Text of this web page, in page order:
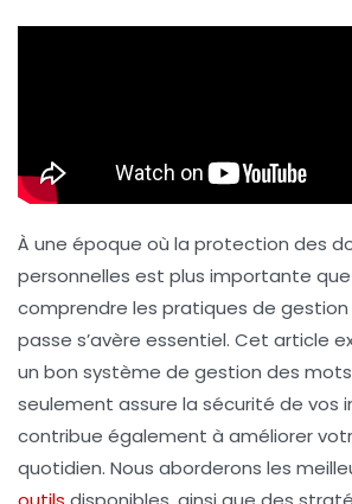
À une époque où la protection des
personnelles est plus importante
comprendre les pratiques de gestion
passe s’avère essentiel. Cet article
un bon système de gestion des
seulement assure la sécurité de vos
contribue également à améliorer
quotidien. Nous aborderons les